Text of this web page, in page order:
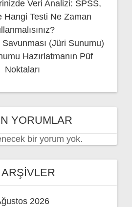
Veri Analizi: SPSS,
Hangi Testi Ne Zaman
Savunması (Jüri Sunumu)
Hazırlatmanın Püf
Noktaları
YORUMLAR
bir yorum yok.
ARŞIVLER
2026